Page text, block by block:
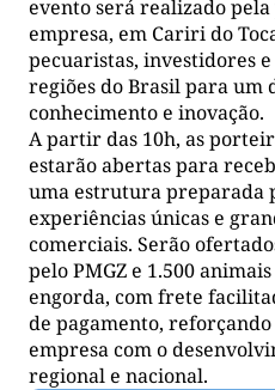
evento será realizado
empresa, em Cariri do
pecuaristas, investidores
regiões do Brasil para um
conhecimento e inovação.
A partir das 10h, as
estarão abertas para
uma estrutura preparada
experiências únicas e
comerciais. Serão
pelo PMGZ e 1.500
engorda, com frete
de pagamento,
empresa com o
regional e nacional.